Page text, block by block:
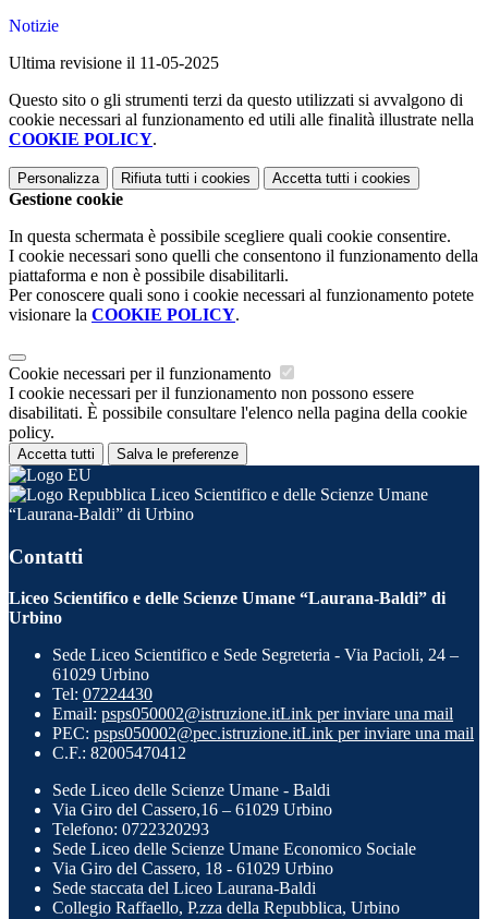
Notizie
Ultima revisione il 11-05-2025
Questo sito o gli strumenti terzi da questo utilizzati si avvalgono di
cookie necessari al funzionamento ed utili alle finalità illustrate nella
COOKIE POLICY.
Personalizza Rifiuta tutti i cookies Accetta tutti i cookies
Gestione cookie
In questa schermata è possibile scegliere quali cookie consentire.
I cookie necessari sono quelli che consentono il funzionamento della
piattaforma e non è possibile disabilitarli.
Per conoscere quali sono i cookie necessari al funzionamento potete
visionare la COOKIE POLICY.
Cookie necessari per il funzionamento
I cookie necessari per il funzionamento non possono essere
disabilitati. È possibile consultare l'elenco nella pagina della cookie
policy.
Accetta tutti Salva le preferenze
Liceo Scientifico e delle Scienze Umane
“Laurana-Baldi” di Urbino
Contatti
Liceo Scientifico e delle Scienze Umane “Laurana-Baldi” di
Urbino
Sede Liceo Scientifico e Sede Segreteria - Via Pacioli, 24 –
61029 Urbino
Tel: 07224430
Email: psps050002@istruzione.itLink per inviare una mail
PEC: psps050002@pec.istruzione.itLink per inviare una mail
C.F.: 82005470412
Sede Liceo delle Scienze Umane - Baldi
Via Giro del Cassero,16 – 61029 Urbino
Telefono: 0722320293
Sede Liceo delle Scienze Umane Economico Sociale
Via Giro del Cassero, 18 - 61029 Urbino
Sede staccata del Liceo Laurana-Baldi
Collegio Raffaello, P.zza della Repubblica, Urbino